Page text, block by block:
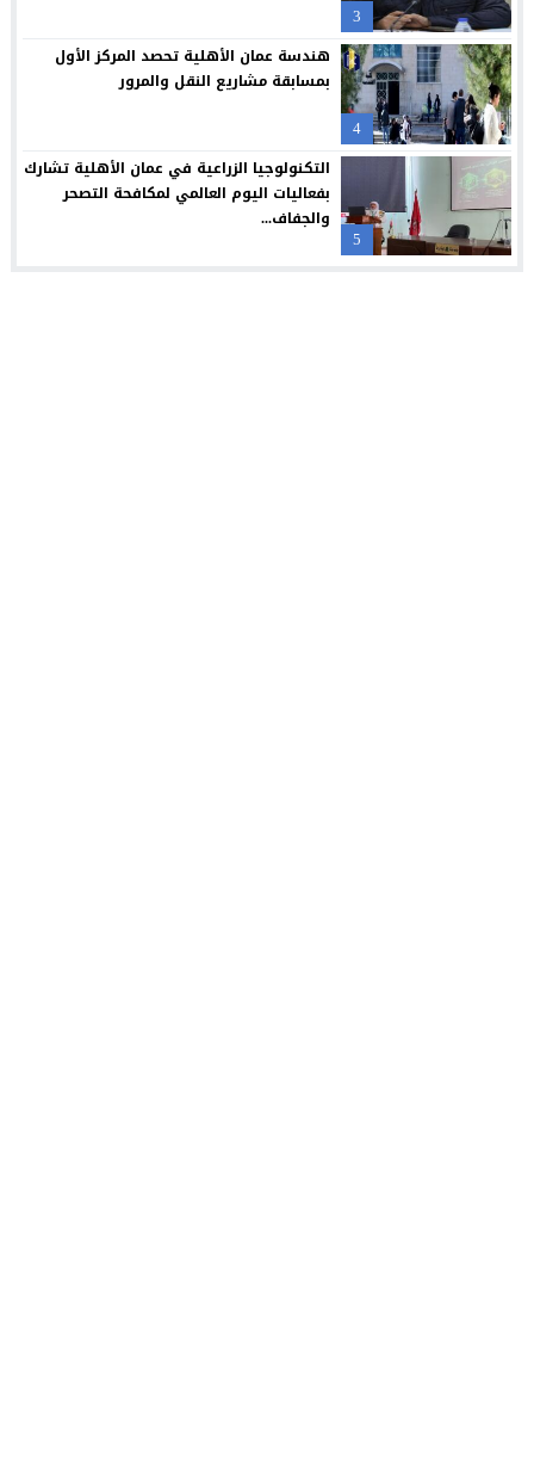
3
4
هندسة عمان الأهلية تحصد المركز الأول
بمسابقة مشاريع النقل والمرور
5
التكنولوجيا الزراعية في عمان الأهلية تشارك
بفعاليات اليوم العالمي لمكافحة التصحر
والجفاف...